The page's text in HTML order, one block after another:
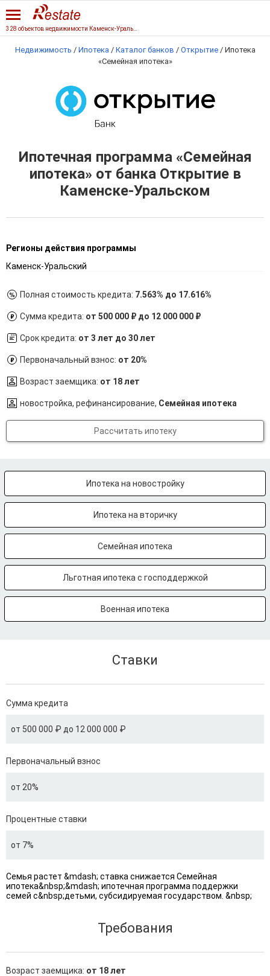
Недвижимость / Ипотека / Каталог банков / Открытие / Ипотека
«Семейная ипотека»
Ипотечная программа «Семейная
ипотека» от банка Открытие в
Каменске-Уральском
Регионы действия программы
Каменск-Уральский
Полная стоимость кредита: 7.563% до 17.616%
Сумма кредита: от 500 000 ₽ до 12 000 000 ₽
Срок кредита: от 3 лет до 30 лет
Первоначальный взнос: от 20%
Возраст заемщика: от 18 лет
новостройка, рефинансирование, Семейная ипотека
Рассчитать ипотеку
Ипотека на новостройку
Ипотека на вторичку
Семейная ипотека
Льготная ипотека с господдержкой
Военная ипотека
Ставки
Сумма кредита
от 500 000 ₽ до 12 000 000 ₽
Первоначальный взнос
от 20%
Процентные ставки
от 7%
Семья растет &mdash; ставка снижается Семейная
ипотека&nbsp;&mdash; ипотечная программа поддержки
семей с&nbsp;детьми, субсидируемая государством. &nbsp;
Требования
Возраст заемщика: от 18 лет